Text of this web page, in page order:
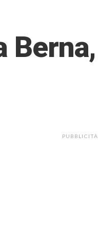
Berna,
PUBBLICITÀ